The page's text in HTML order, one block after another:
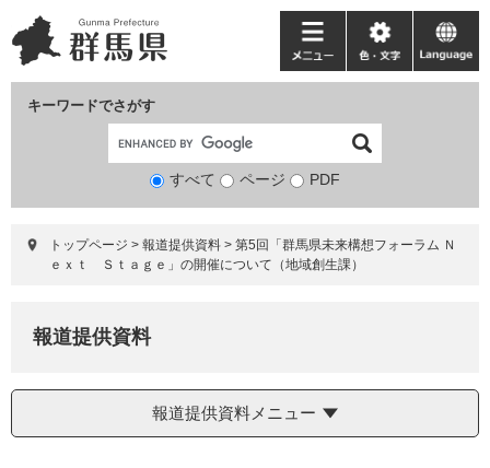
ー
ジ
ニ
ュ
て
キーワードでさがす
検
象
すべて ページ PDF
メ
ニ
ー
色・
文
language
トップページ > 報道提供資料 > 第5回「群馬県未来構想フォーラム Ｎ
ｅｘｔ Ｓｔａｇｅ」の開催について（地域創生課）
報道提供資料
報道提供資料メニュー